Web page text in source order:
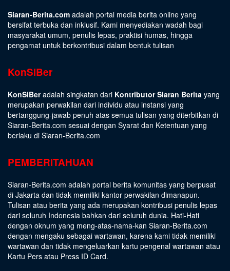
Siaran-Berita.com adalah portal media berita online yang
bersifat terbuka dan inklusif. Kami menyediakan wadah bagi
masyarakat umum, penulis lepas, praktisi humas, hingga
pengamat untuk berkontribusi dalam bentuk tulisan
KonSiBer
KonSiBeradalah singkatan dari Kontributor Siaran Berita yang
merupakan perwakilan dari individu atau instansi yang
bertanggung-jawab penuh atas semua tulisan yang diterbitkan di
Siaran-Berita.com sesuai dengan Syarat dan Ketentuan yang
berlaku di Siaran-Berita.com
PEMBERITAHUAN
Siaran-Berita.com adalah portal berita komunitas yang berpusat
di Jakarta dan tidak memiliki kantor perwakilan dimanapun.
Tulisan atau berita yang ada merupakan kontribusi penulis lepas
dari seluruh Indonesia bahkan dari seluruh dunia. Hati-Hati
dengan oknum yang meng-atas-nama-kan Siaran-Berita.com
dengan mengaku sebagai wartawan, karena kami tidak memiliki
wartawan dan tidak mengeluarkan kartu pengenal wartawan atau
Kartu Pers atau Press ID Card.